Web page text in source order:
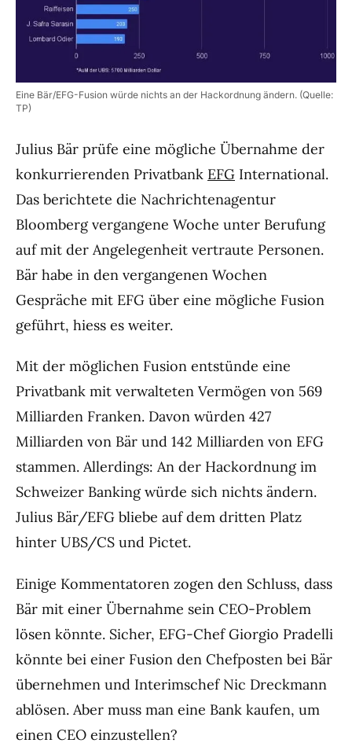
Eine Bär/EFG-Fusion würde nichts an der Hackordnung ändern. (Quelle:
TP)
Julius Bär prüfe eine mögliche Übernahme der
konkurrierenden Privatbank EFG International.
Das berichtete die Nachrichtenagentur
Bloomberg vergangene Woche unter Berufung
auf mit der Angelegenheit vertraute Personen.
Bär habe in den vergangenen Wochen
Gespräche mit EFG über eine mögliche Fusion
geführt, hiess es weiter.
Mit der möglichen Fusion entstünde eine
Privatbank mit verwalteten Vermögen von 569
Milliarden Franken. Davon würden 427
Milliarden von Bär und 142 Milliarden von EFG
stammen. Allerdings: An der Hackordnung im
Schweizer Banking würde sich nichts ändern.
Julius Bär/EFG bliebe auf dem dritten Platz
hinter UBS/CS und Pictet.
Einige Kommentatoren zogen den Schluss, dass
Bär mit einer Übernahme sein CEO-Problem
lösen könnte. Sicher, EFG-Chef Giorgio Pradelli
könnte bei einer Fusion den Chefposten bei Bär
übernehmen und Interimschef Nic Dreckmann
ablösen. Aber muss man eine Bank kaufen, um
einen CEO einzustellen?